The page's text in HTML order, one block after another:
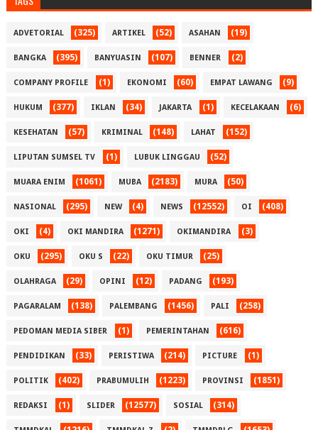
ADVETORIAL (325) ARTIKEL (52) ASAHAN (19)
BANGKA (395) BANYUASIN (107) BENNER (2)
COMPANY PROFILE (1) EKONOMI (60) EMPAT LAWANG (9)
HUKUM (377) IKLAN (34) JAKARTA (1) KECELAKAAN (6)
KESEHATAN (57) KRIMINAL (148) LAHAT (152)
LIPUTAN SUMSEL TV (1) LUBUK LINGGAU (52)
MUARA ENIM (1061) MUBA (2183) MURA (50)
NASIONAL (295) NEW (4) NEWS (12552) OI (408)
OKI (4) OKI MANDIRA (1271) OKIMANDIRA (3)
OKU (295) OKU S (22) OKU TIMUR (25)
OLAHRAGA (29) OPINI (12) PADANG (193)
PAGARALAM (138) PALEMBANG (1456) PALI (258)
PEDOMAN MEDIA SIBER (1) PEMERINTAHAN (616)
PENDIDIKAN (33) PERISTIWA (214) PICTURE (1)
POLITIK (402) PRABUMULIH (1223) PROVINSI (1851)
REDAKSI (1) SLIDER (12577) SOSIAL (314)